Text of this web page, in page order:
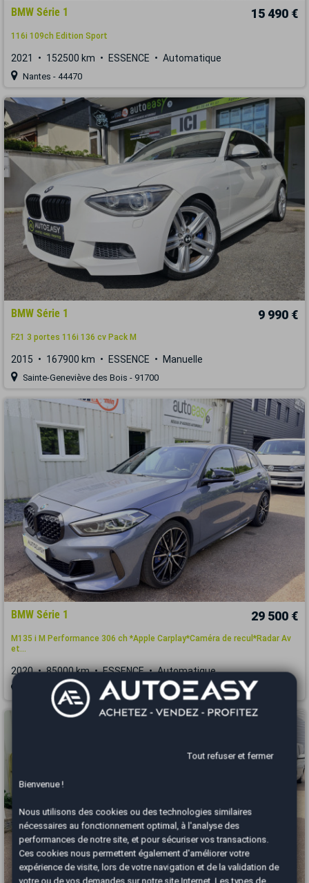
BMW Série 1 15 490 €
116i 109ch Edition Sport
2021 152500 km ESSENCE Automatique
Nantes - 44470
BMW Série 1 9 990 €
F21 3 portes 116i 136 cv Pack M
2015 167900 km ESSENCE Manuelle
Sainte-Geneviève des Bois - 91700
BMW Série 1 29 500 €
M135 i M Performance 306 ch *Apple Carplay*Caméra de recul*Radar Av
et...
2020 85000 km ESSENCE Automatique
Thionville - 57100
Tout refuser et fermer
Bienvenue !
Nous utilisons des cookies ou des technologies similaires
nécessaires au fonctionnement optimal, à l'analyse des
performances de notre site, et pour sécuriser vos transactions.
Ces cookies nous permettent également d'améliorer votre
expérience de visite, lors de votre navigation et de la validation de
votre ou de vos demandes sur notre site Internet. Les types de